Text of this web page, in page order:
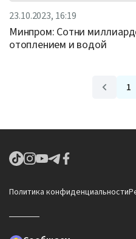
23.10.2023, 16:19
Минпром: Сотни
отоплением и водой
1
Политика конфиденциальности